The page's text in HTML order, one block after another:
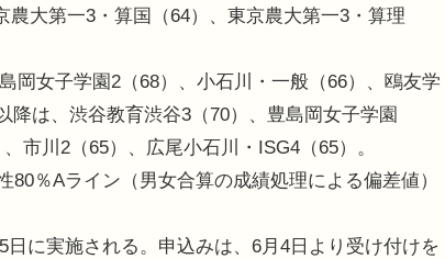
農大第一3・算国（64）、東京農大第一3・算理
女子学園2（68）、小石川・一般（66）、鴎友学
降は、渋谷教育渋谷3（70）、豊島岡女子学園
市川2（65）、広尾小石川・ISG4（65）。
％Aライン（男女合算の成績処理による偏差値）
に実施される。申込みは、6月4日より受け付けを